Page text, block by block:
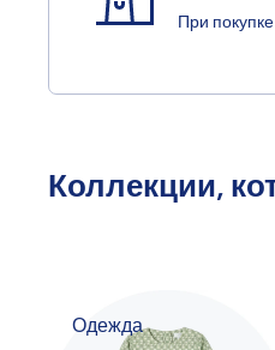
При
Коллекции,
Одежда